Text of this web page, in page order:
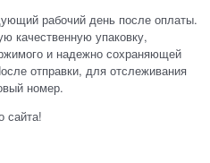
рабочий день после оплаты.
качественную упаковку,
и надежно сохраняющей
отправки, для отслеживания
номер.
сайта!